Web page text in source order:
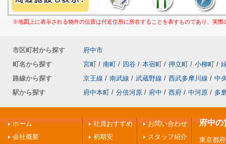
※地図上に表示される物件の位置は付近住所に所在することを表すものであり、実
市区町村から探す
府中市
町名から探す
宮町 / 南町 / 四谷 / 本宿町 / 押立町 / 小柳町 /
路線から探す
京王線 / 南武線 / 武蔵野線 / 西武多摩川線 / 中
駅から探す
府中本町 / 分倍河原 / 府中 / 西府 / 中河原 / 多
ホーム
会社概要
社員おすすめ
初期安
お問い合わせ
スタッフ紹介
府中の
東京都